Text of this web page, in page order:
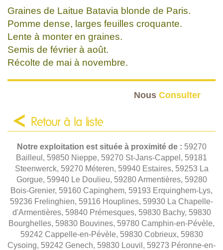
Graines de Laitue Batavia blonde de Paris.
Pomme dense, larges feuilles croquante.
Lente à monter en graines.
Semis de février à août.
Récolte de mai à novembre.
Nous Consulter
Retour à la liste
Notre exploitation est située à proximité de : 59270
Bailleul, 59850 Nieppe, 59270 St-Jans-Cappel, 59181
Steenwerck, 59270 Méteren, 59940 Estaires, 59253 La
Gorgue, 59940 Le Doulieu, 59280 Armentières, 59280
Bois-Grenier, 59160 Capinghem, 59193 Erquinghem-Lys,
59236 Frelinghien, 59116 Houplines, 59930 La Chapelle-
d'Armentières, 59840 Prémesques, 59830 Bachy, 59830
Bourghelles, 59830 Bouvines, 59780 Camphin-en-Pévèle,
59242 Cappelle-en-Pévèle, 59830 Cobrieux, 59830
Cysoing, 59242 Genech, 59830 Louvil, 59273 Péronne-en-